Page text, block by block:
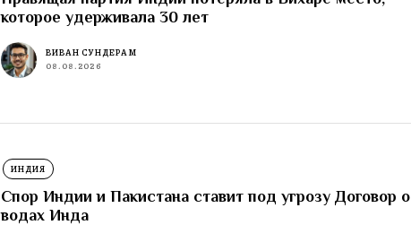
которое удерживала 30 лет
ВИВАН СУНДЕРАМ
08.08.2026
ИНДИЯ
Спор Индии и Пакистана ставит под угрозу Договор о
водах Инда